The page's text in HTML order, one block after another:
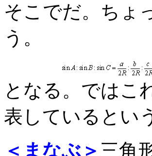
そこでだ。ちょ
う。
となる。ではこ
表しているとい
＜まなぶ＞ 三角